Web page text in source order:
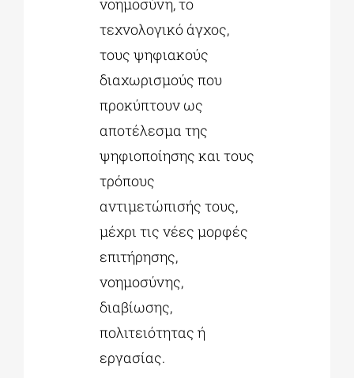
νοημοσύνη, το
τεχνολογικό άγχος,
τους ψηφιακούς
διαχωρισμούς που
προκύπτουν ως
αποτέλεσμα της
ψηφιοποίησης και τους
τρόπους
αντιμετώπισής τους,
μέχρι τις νέες μορφές
επιτήρησης,
νοημοσύνης,
διαβίωσης,
πολιτειότητας ή
εργασίας.